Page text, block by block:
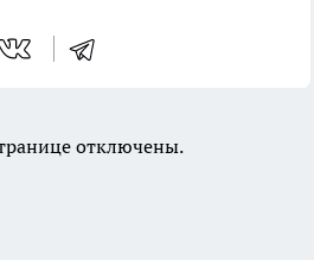
отключены.